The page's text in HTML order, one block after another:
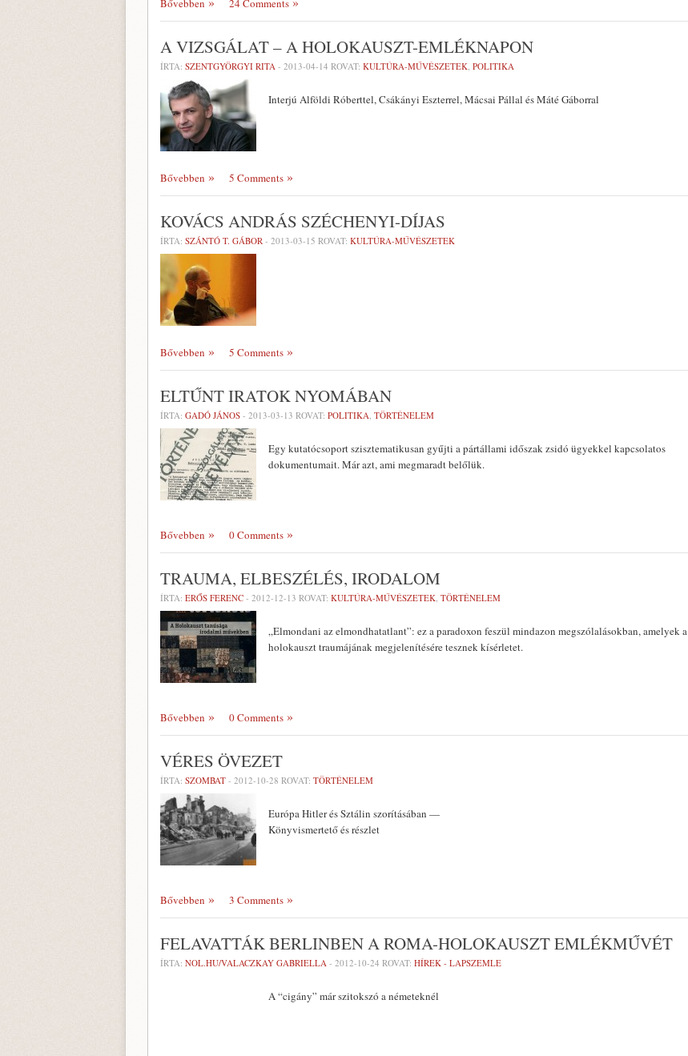
Bővebben 24 Comments
A VIZSGÁLAT – A HOLOKAUSZT-EMLÉKNAPON
ÍRTA: SZENTGYÖRGYI RITA - 2013-04-14 ROVAT: KULTÚRA-MŰVÉSZETEK, POLITIKA
Interjú Alföldi Róberttel, Csákányi Eszterrel, Mácsai Pállal és Máté Gáborral
Bővebben 5 Comments
KOVÁCS ANDRÁS SZÉCHENYI-DÍJAS
ÍRTA: SZÁNTÓ T. GÁBOR - 2013-03-15 ROVAT: KULTÚRA-MŰVÉSZETEK
Bővebben 5 Comments
ELTŰNT IRATOK NYOMÁBAN
ÍRTA: GADÓ JÁNOS - 2013-03-13 ROVAT: POLITIKA, TÖRTÉNELEM
Egy kutatócsoport szisztematikusan gyűjti a pártállami időszak zsidó ügyekkel kapcsolatos
dokumentumait. Már azt, ami megmaradt belőlük.
Bővebben 0 Comments
TRAUMA, ELBESZÉLÉS, IRODALOM
ÍRTA: ERŐS FERENC - 2012-12-13 ROVAT: KULTÚRA-MŰVÉSZETEK, TÖRTÉNELEM
„Elmondani az elmondhatatlant”: ez a paradoxon feszül mindazon megszólalásokban, amelyek a
holokauszt traumájának megjelenítésére tesznek kísérletet.
Bővebben 0 Comments
VÉRES ÖVEZET
ÍRTA: SZOMBAT - 2012-10-28 ROVAT: TÖRTÉNELEM
Európa Hitler és Sztálin szorításában —
Könyvismertető és részlet
Bővebben 3 Comments
FELAVATTÁK BERLINBEN A ROMA-HOLOKAUSZT EMLÉKMŰVÉT
ÍRTA: NOL.HU/VALACZKAY GABRIELLA - 2012-10-24 ROVAT: HÍREK - LAPSZEMLE
A “cigány” már szitokszó a németeknél